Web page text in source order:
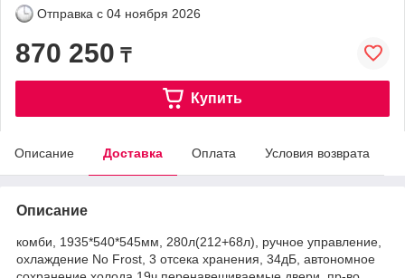
Отправка с 04 ноября 2026
870 250 ₸
Купить
Описание Доставка Оплата Условия возврата
Описание
комби, 1935*540*545мм, 280л(212+68л), ручное управление,
охлаждение No Frost, 3 отсека хранения, 34дБ, автономное